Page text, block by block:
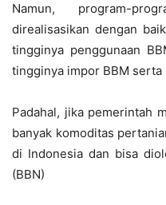
Namun, program-
direalisasikan dengan
tingginya penggunaan
tingginya impor BBM serta
Padahal, jika pemerintah
banyak komoditas
di Indonesia dan bisa
(BBN)